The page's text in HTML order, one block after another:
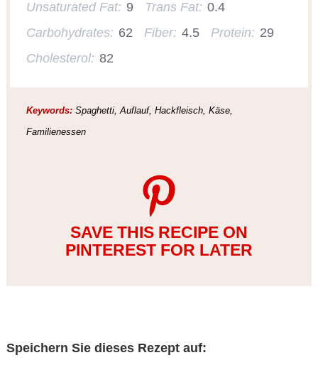
Unsaturated Fat: 9 Trans Fat: 0.4
Carbohydrates: 62 Fiber: 4.5 Protein: 29
Cholesterol: 82
Keywords:Spaghetti, Auflauf, Hackfleisch, Käse,
Familienessen
SAVE THIS RECIPE ON
PINTEREST FOR LATER
Speichern Sie dieses Rezept auf: